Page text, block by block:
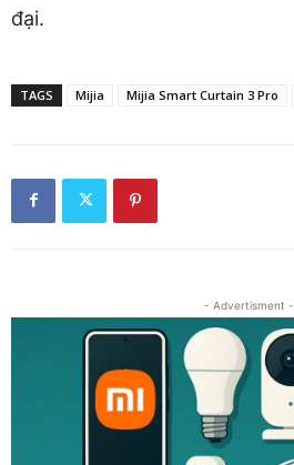
đại.
TAGS Mijia Mijia Smart Curtain 3 Pro
- Advertisment -